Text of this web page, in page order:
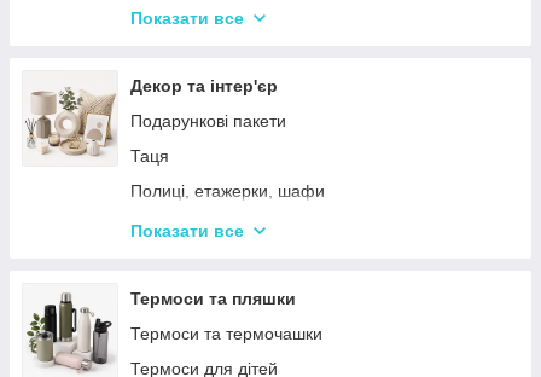
Лампи для манікюр
Електробритви
Фени
Гофре та випрямлячі для волосся
Ручні масажери для тіла
Садове освітлення
Термосумки
Туристичні інструменти та набори
Туристичні нагрівачі
Туристичні плити
Аксесуари
Мангали
Набори для пікніка
Туристичні килимки
Показати все
Декор та інтер'єр
Подарункові пакети
Таця
Полиці, етажерки, шафи
Серветки сервірувальні
Сміттєві відра
Новогодний декор
Декоративні таці
Показати все
Термоси та пляшки
Термоси та термочашки
Термоси для дітей